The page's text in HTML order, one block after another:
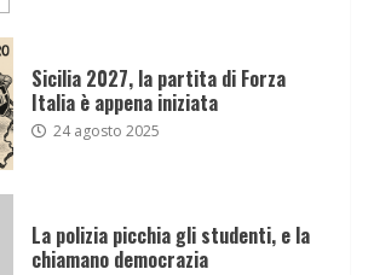
Sicilia 2027, la partita di Forza
Italia è appena iniziata
24 agosto 2025
La polizia picchia gli studenti, e la
chiamano democrazia